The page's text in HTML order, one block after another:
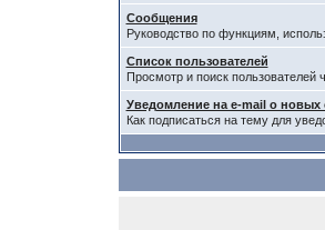
Сообщения
Руководство по функциям,
Список пользователей
Просмотр и поиск пользователей
Уведомление на e-mail о новых
Как подписаться на тему для